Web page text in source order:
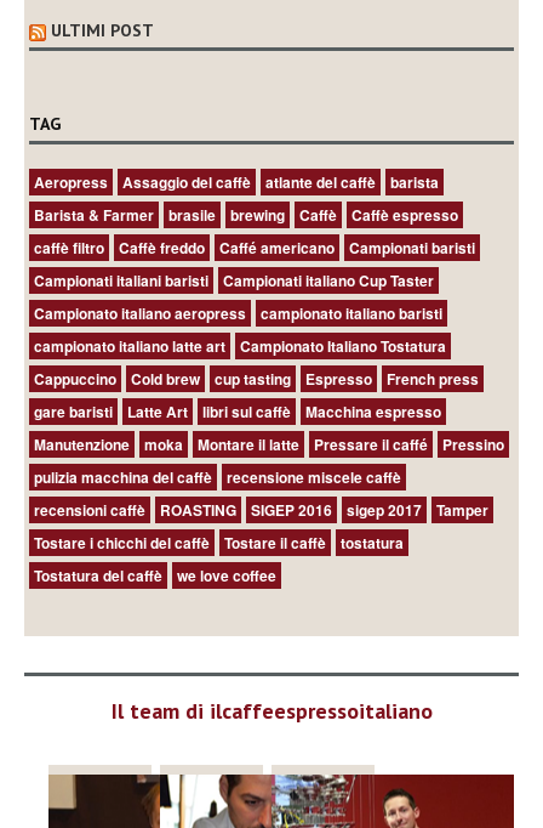
ULTIMI POST
TAG
Aeropress Assaggio del caffè atlante del caffè
barista
Barista & Farmer
brasile brewing Caffè
Caffè espresso
caffè filtro
Caffè freddo Caffé americano
Campionati baristi
Campionati italiani baristi
Campionati italiano Cup Taster
Campionato italiano aeropress
campionato italiano baristi
campionato italiano latte art
Campionato Italiano Tostatura
Cappuccino
Cold brew cup tasting Espresso
French press
gare baristi
Latte Art libri sul caffè
Macchina espresso
Manutenzione
moka Montare il latte Pressare il caffé
Pressino
pulizia macchina del caffè
recensione miscele caffè
recensioni caffè
ROASTING SIGEP 2016 sigep 2017
Tamper
Tostare i chicchi del caffè
Tostare il caffè
tostatura
Tostatura del caffè
we love coffee
Il team di ilcaffeespressoitaliano